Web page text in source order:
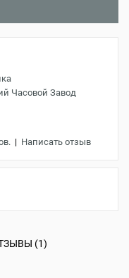
Часовой Завод
| Написать отзыв
(1)